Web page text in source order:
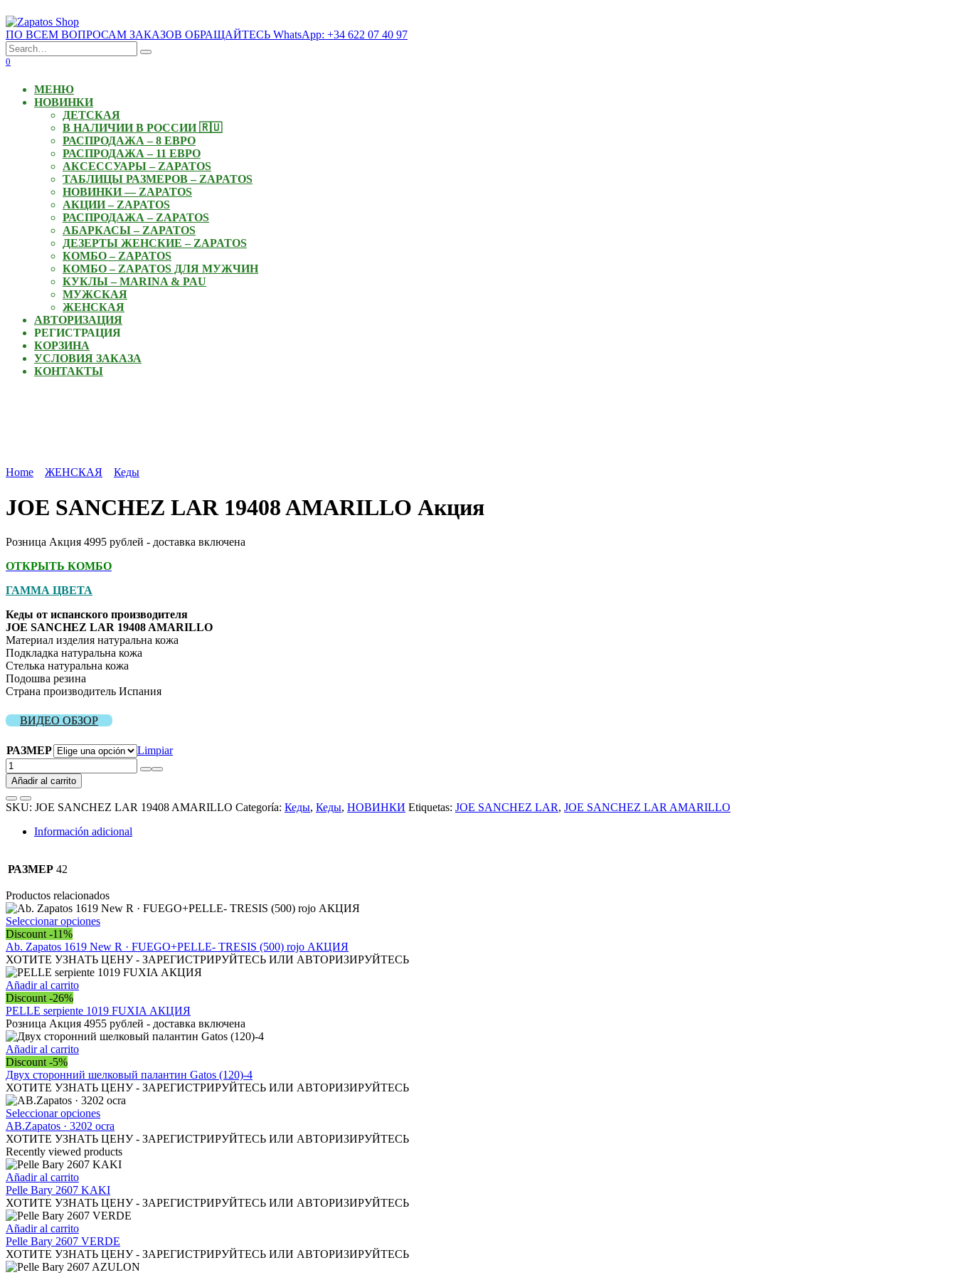
to
content
ПО ВСЕМ ВОПРОСАМ ЗАКАЗОВ ОБРАЩАЙТЕСЬ WhatsApp: +34 622 07 40 97
Search
for:
0
МЕНЮ
НОВИНКИ
ДЕТСКАЯ
В НАЛИЧИИ В РОССИИ 🇷🇺
РАСПРОДАЖА – 8 ЕВРО
РАСПРОДАЖА – 11 ЕВРО
АКСЕССУАРЫ – ZAPATOS
ТАБЛИЦЫ РАЗМЕРОВ – ZAPATOS
НОВИНКИ — ZAPATOS
АКЦИИ – ZAPATOS
РАСПРОДАЖА – ZAPATOS
АБАРКАСЫ – ZAPATOS
ДЕЗЕРТЫ ЖЕНСКИЕ – ZAPATOS
КОМБО – ZAPATOS
КОМБО – ZAPATOS ДЛЯ МУЖЧИН
КУКЛЫ – MARINA & PAU
МУЖСКАЯ
ЖЕНСКАЯ
АВТОРИЗАЦИЯ
РЕГИСТРАЦИЯ
КОРЗИНА
УСЛОВИЯ ЗАКАЗА
КОНТАКТЫ
Home ЖЕНСКАЯ Кеды
JOE SANCHEZ LAR 19408 AMARILLO Акция
Розница Акция 4995 рублей - доставка включена
ОТКРЫТЬ КОМБО
ГАММА ЦВЕТА
Кеды от испанского производителя
JOE SANCHEZ LAR 19408 AMARILLO
Материал изделия натуральна кожа
Подкладка натуральна кожа
Стелька натуральна кожа
Подошва резина
Страна производитель Испания
ВИДЕО ОБЗОР
РАЗМЕР
Limpiar
JOE
SANCHEZ
LAR
19408
AMARILLO
Акция
cantidad
Añadir al carrito
SKU: JOE SANCHEZ LAR 19408 AMARILLO Categoría: Кеды, Кеды, НОВИНКИ Etiquetas: JOE SANCHEZ LAR, JOE SANCHEZ LAR AMARILLO
Información adicional
РАЗМЕР 42
Productos relacionados
Seleccionar opcionesEste
tiene
múltiples
variantes.
se
pueden
elegir
página
de
producto
Discount -11%
Ab. Zapatos 1619 New R · FUEGO+PELLE- TRESIS (500) rojo АКЦИЯ
ХОТИТЕ УЗНАТЬ ЦЕНУ - ЗАРЕГИСТРИРУЙТЕСЬ ИЛИ АВТОРИЗИРУЙТЕСЬ
Añadir al carrito
Discount -26%
PELLE serpiente 1019 FUXIA АКЦИЯ
Розница Акция 4955 рублей - доставка включена
Añadir al carrito
Discount -5%
Двух сторонний шелковый палантин Gatos (120)-4
ХОТИТЕ УЗНАТЬ ЦЕНУ - ЗАРЕГИСТРИРУЙТЕСЬ ИЛИ АВТОРИЗИРУЙТЕСЬ
Seleccionar opcionesEste
producto
tiene
múltiples
variantes.
opciones
se
pueden
en
la
página
AB.Zapatos · 3202 ocra
ХОТИТЕ УЗНАТЬ ЦЕНУ - ЗАРЕГИСТРИРУЙТЕСЬ ИЛИ АВТОРИЗИРУЙТЕСЬ
Recently viewed products
Añadir al carrito
Pelle Bary 2607 KAKI
ХОТИТЕ УЗНАТЬ ЦЕНУ - ЗАРЕГИСТРИРУЙТЕСЬ ИЛИ АВТОРИЗИРУЙТЕСЬ
Añadir al carrito
Pelle Bary 2607 VERDE
ХОТИТЕ УЗНАТЬ ЦЕНУ - ЗАРЕГИСТРИРУЙТЕСЬ ИЛИ АВТОРИЗИРУЙТЕСЬ